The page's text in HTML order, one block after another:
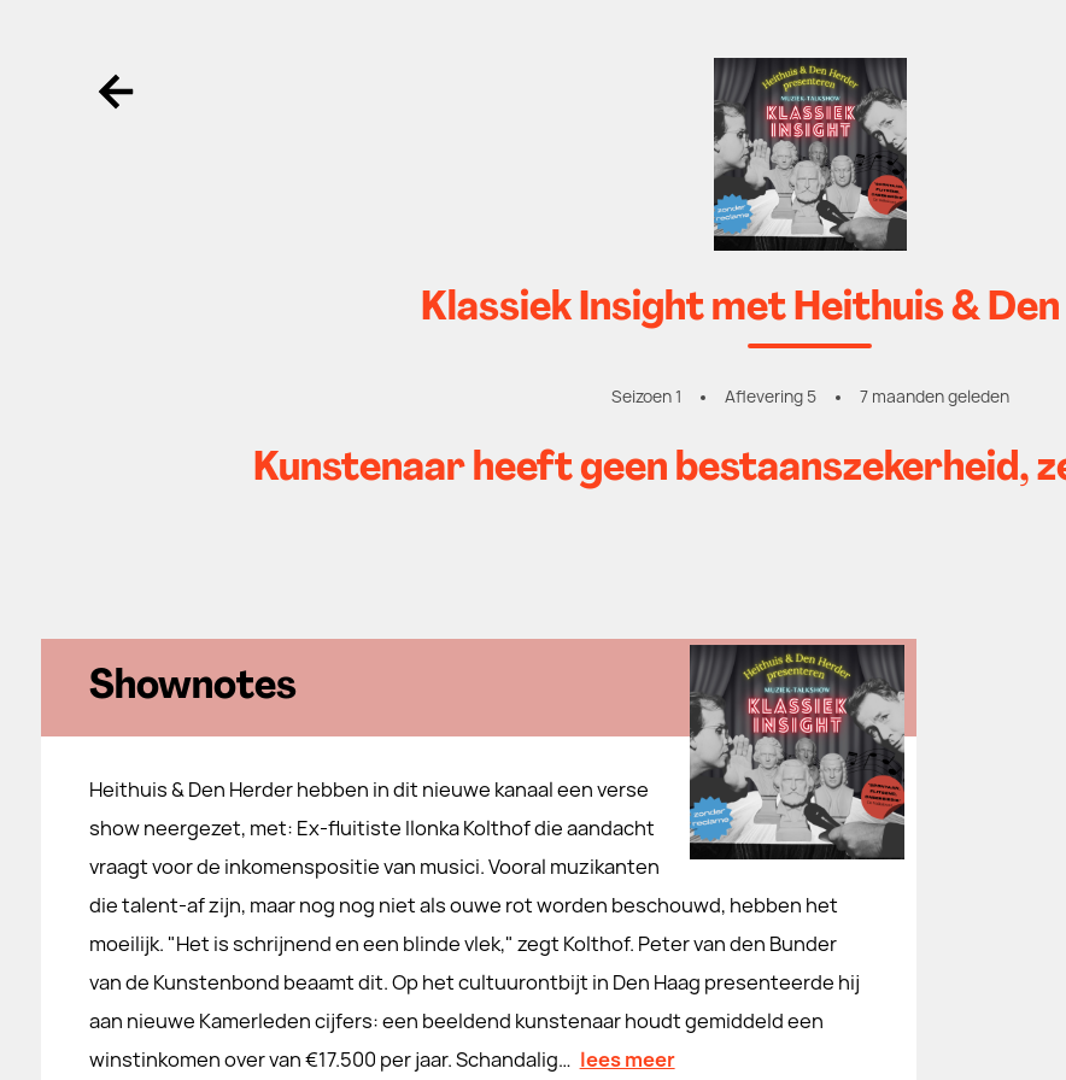
Ga terug
Klassiek Insight met Heithuis &
Seizoen 1 Aflevering 5 7 maanden geleden
Kunstenaar heeft geen bestaanszekerheid,
Shownotes
Heithuis & Den Herder hebben in dit nieuwe kanaal een verse
show neergezet, met: Ex-fluitiste Ilonka Kolthof die aandacht
vraagt voor de inkomenspositie van musici. Vooral muzikanten
die talent-af zijn, maar nog nog niet als ouwe rot worden beschouwd, hebben het
moeilijk. "Het is schrijnend en een blinde vlek," zegt Kolthof. Peter van den Bunder
van de Kunstenbond beaamt dit. Op het cultuurontbijt in Den Haag presenteerde hij
aan nieuwe Kamerleden cijfers: een beeldend kunstenaar houdt gemiddeld een
winstinkomen over van €17.500 per jaar. Schandalig… lees meer